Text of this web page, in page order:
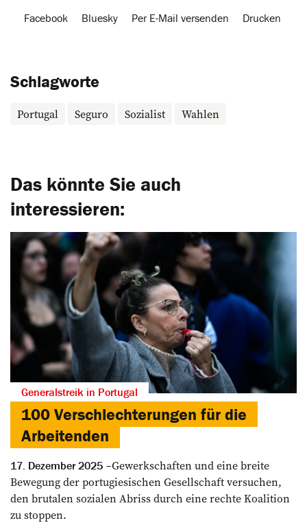
Facebook Bluesky Per E-Mail versenden Drucken
Schlagworte
Portugal Seguro Sozialist Wahlen
Das könnte Sie auch
interessieren:
Generalstreik in Portugal
100 Verschlechterungen für die
Arbeitenden
17. Dezember 2025
Gewerkschaften und eine breite
Bewegung der portugiesischen Gesellschaft versuchen,
den brutalen sozialen Abriss durch eine rechte Koalition
zu stoppen.